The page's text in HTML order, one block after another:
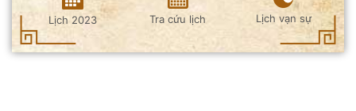
Lịch 2023 Tra cứu lịch Lịch vạn sự